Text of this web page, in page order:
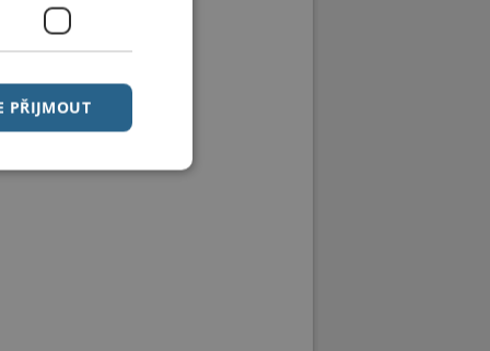
PŘIJMOUT